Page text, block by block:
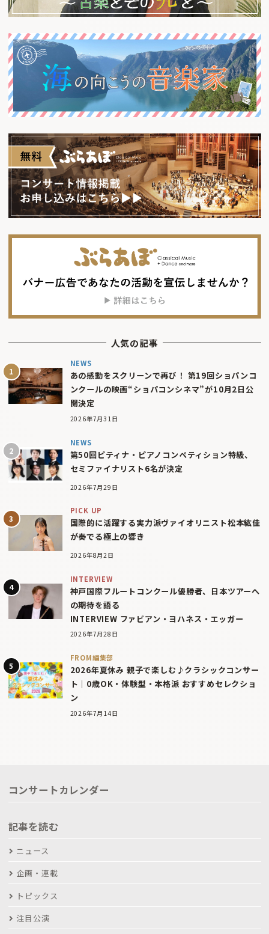
人気の記事
NEWS
あの感動をスクリーンで再び！ 第19回ショパンコ
ンクールの映画“ショパコンシネマ”が10月2日公
開決定
2026年7月31日
NEWS
第50回ピティナ・ピアノコンペティション特級、
セミファイナリスト6名が決定
2026年7月29日
PICK UP
国際的に活躍する実力派ヴァイオリニスト松本紘佳
が奏でる極上の響き
2026年8月2日
INTERVIEW
神戸国際フルートコンクール優勝者、日本ツアーへ
の期待を語る
INTERVIEW ファビアン・ヨハネス・エッガー
2026年7月28日
FROM編集部
2026年夏休み 親子で楽しむ♪クラシックコンサー
ト｜0歳OK・体験型・本格派 おすすめセレクショ
ン
2026年7月14日
コンサートカレンダー
記事を読む
ニュース
企画・連載
トピックス
注目公演